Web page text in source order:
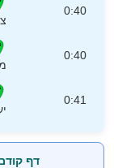
0:40
0:40
0:41
דף